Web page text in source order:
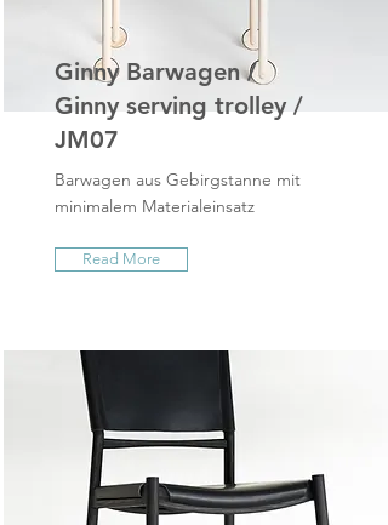
Ginny Barwagen /
Ginny serving trolley /
JM07
Barwagen aus Gebirgstanne mit
minimalem Materialeinsatz
Read More